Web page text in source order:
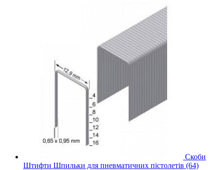
Скоби
Штифти Шпильки для пневматичних пістолетів (64)